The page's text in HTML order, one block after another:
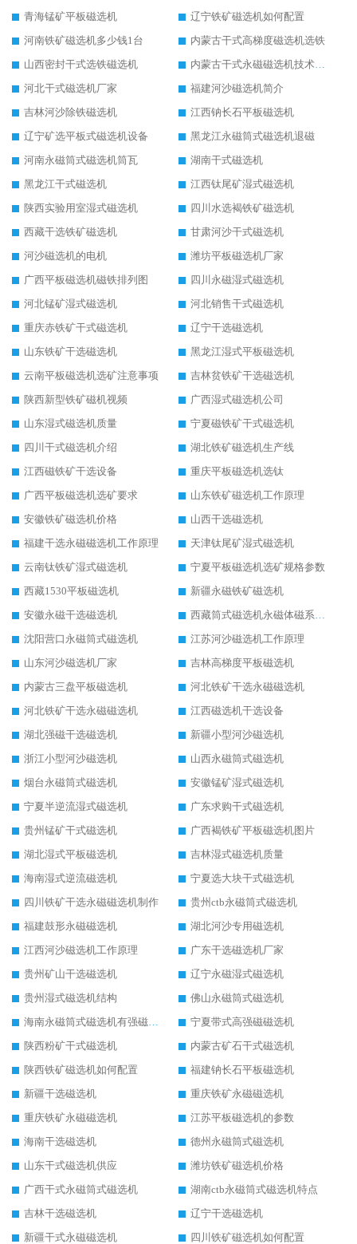
青海锰矿平板磁选机
辽宁铁矿磁选机如何配置
河南铁矿磁选机多少钱1台
内蒙古干式高梯度磁选机选铁
山西密封干式选铁磁选机
内蒙古干式永磁磁选机技术要求
河北干式磁选机厂家
福建河沙磁选机简介
吉林河沙除铁磁选机
江西钠长石平板磁选机
辽宁矿选平板式磁选机设备
黑龙江永磁筒式磁选机退磁
河南永磁筒式磁选机筒瓦
湖南干式磁选机
黑龙江干式磁选机
江西钛尾矿湿式磁选机
陕西实验用室湿式磁选机
四川水选褐铁矿磁选机
西藏干选铁矿磁选机
甘肃河沙干式磁选机
河沙磁选机的电机
潍坊平板磁选机厂家
广西平板磁选机磁铁排列图
四川永磁湿式磁选机
河北锰矿湿式磁选机
河北销售干式磁选机
重庆赤铁矿干式磁选机
辽宁干选磁选机
山东铁矿干选磁选机
黑龙江湿式平板磁选机
云南平板磁选机选矿注意事项
吉林贫铁矿干选磁选机
陕西新型铁矿磁机视频
广西湿式磁选机公司
山东湿式磁选机质量
宁夏磁铁矿干式磁选机
四川干式磁选机介绍
湖北铁矿磁选机生产线
江西磁铁矿干选设备
重庆平板磁选机选钛
广西平板磁选机选矿要求
山东铁矿磁选机工作原理
安徽铁矿磁选机价格
山西干选磁选机
福建干选永磁磁选机工作原理
天津钛尾矿湿式磁选机
云南钛铁矿湿式磁选机
宁夏平板磁选机选矿规格参数
西藏1530平板磁选机
新疆永磁铁矿磁选机
安徽永磁干选磁选机
西藏筒式磁选机永磁体磁系设计
沈阳营口永磁筒式磁选机
江苏河沙磁选机工作原理
山东河沙磁选机厂家
吉林高梯度平板磁选机
内蒙古三盘平板磁选机
河北铁矿干选永磁磁选机
河北铁矿干选永磁磁选机
江西磁选机干选设备
湖北强磁干选磁选机
新疆小型河沙磁选机
浙江小型河沙磁选机
山西永磁筒式磁选机
烟台永磁筒式磁选机
安徽锰矿湿式磁选机
宁夏半逆流湿式磁选机
广东求购干式磁选机
贵州锰矿干式磁选机
广西褐铁矿平板磁选机图片
湖北湿式平板磁选机
吉林湿式磁选机质量
海南湿式逆流磁选机
宁夏选大块干式磁选机
四川铁矿干选永磁磁选机制作
贵州ctb永磁筒式磁选机
福建鼓形永磁磁选机
湖北河沙专用磁选机
江西河沙磁选机工作原理
广东干选磁选机厂家
贵州矿山干选磁选机
辽宁永磁湿式磁选机
贵州湿式磁选机结构
佛山永磁筒式磁选机
海南永磁筒式磁选机有强磁的吗
宁夏带式高强磁磁选机
陕西粉矿干式磁选机
内蒙古矿石干式磁选机
陕西铁矿磁选机如何配置
福建钠长石平板磁选机
新疆干选磁选机
重庆铁矿永磁磁选机
重庆铁矿永磁磁选机
江苏平板磁选机的参数
海南干选磁选机
德州永磁筒式磁选机
山东干式磁选机供应
潍坊铁矿磁选机价格
广西干式永磁筒式磁选机
湖南ctb永磁筒式磁选机特点
吉林干选磁选机
辽宁干选磁选机
新疆干式永磁磁选机
四川铁矿磁选机如何配置